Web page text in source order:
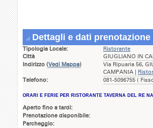
Dettagli e dati
Tipologia Locale:
Ristorante
Città
GIUGLIANO IN
Indirizzo (Vedi Mappa)
Via Ripuaria 56,
CAMPANIA |
Telefono:
081-5096755 (
ORARI E FERIE PER RISTORANTE TAVERNA DEL RE
Aperto fino a tardi:
Prenotazione disponibile:
Parcheggio: